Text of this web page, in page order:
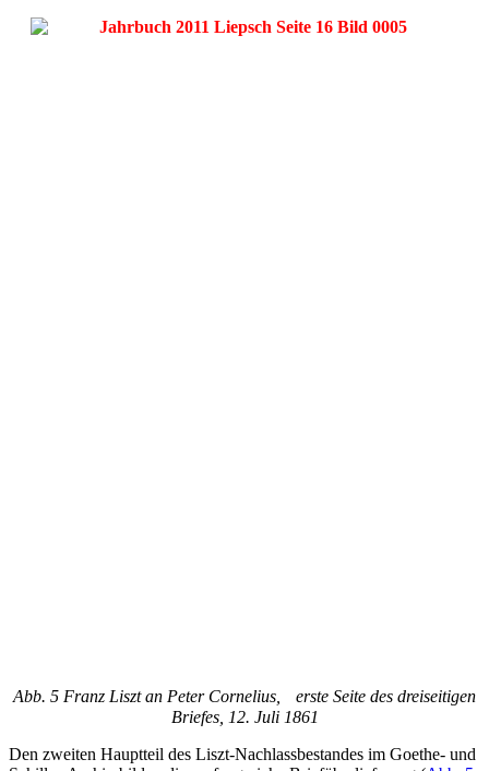
Abb. 5 Franz Liszt an Peter Cornelius, erste Seite des dreiseitigen
Briefes, 12. Juli 1861
Den zweiten Hauptteil des Liszt-Nachlassbestandes im Goethe- und